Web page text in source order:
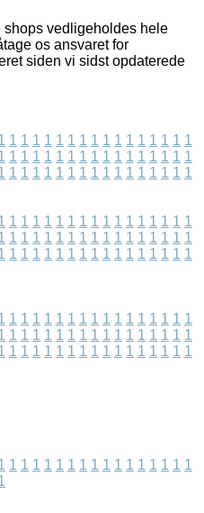
vedligeholdes hele
os ansvaret for
siden vi sidst opdaterede
1 1 1 1 1 1 1 1 1 1 1 1 1 1 1 1
1 1 1 1 1 1 1 1 1 1 1 1 1 1 1 1
1 1 1 1 1 1 1 1 1 1 1 1 1 1 1 1
1 1 1 1 1 1 1 1 1 1 1 1 1 1 1 1
1 1 1 1 1 1 1 1 1 1 1 1 1 1 1 1
1 1 1 1 1 1 1 1 1 1 1 1 1 1 1 1
1 1 1 1 1 1 1 1 1 1 1 1 1 1 1 1
1 1 1 1 1 1 1 1 1 1 1 1 1 1 1 1
1 1 1 1 1 1 1 1 1 1 1 1 1 1 1 1
1 1 1 1 1 1 1 1 1 1 1 1 1 1 1 1